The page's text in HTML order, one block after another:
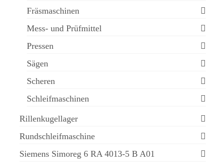
Fräsmaschinen
Mess- und Prüfmittel
Pressen
Sägen
Scheren
Schleifmaschinen
Rillenkugellager
Rundschleifmaschine
Siemens Simoreg 6 RA 4013-5 B A01